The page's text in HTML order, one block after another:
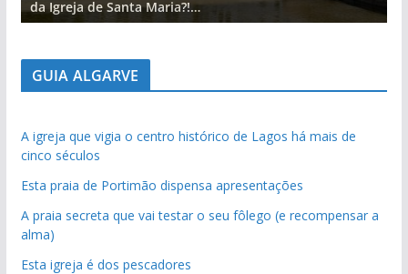
da Igreja de Santa Maria?!…
GUIA ALGARVE
A igreja que vigia o centro histórico de Lagos há mais de
cinco séculos
Esta praia de Portimão dispensa apresentações
A praia secreta que vai testar o seu fôlego (e recompensar a
alma)
Esta igreja é dos pescadores